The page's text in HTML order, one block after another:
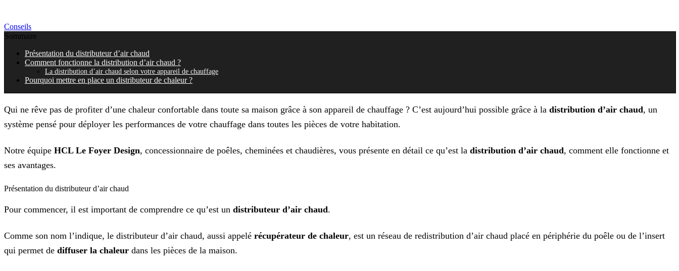
Conseils
Sommaire
Présentation du distributeur d’air chaud
Comment fonctionne la distribution d’air chaud ?
La distribution d’air chaud selon votre appareil de chauffage
Pourquoi mettre en place un distributeur de chaleur ?
Qui ne rêve pas de profiter d’une chaleur confortable dans toute sa maison grâce à son appareil de chauffage ? C’est aujourd’hui possible grâce à la distribution d’air chaud, un
système pensé pour déployer les performances de votre chauffage dans toutes les pièces de votre habitation.
Notre équipe HCL Le Foyer Design, concessionnaire de poêles, cheminées et chaudières, vous présente en détail ce qu’est la distribution d’air chaud, comment elle fonctionne et
ses avantages.
Présentation du distributeur d’air chaud
Pour commencer, il est important de comprendre ce qu’est un distributeur d’air chaud.
Comme son nom l’indique, le distributeur d’air chaud, aussi appelé récupérateur de chaleur, est un réseau de redistribution d’air chaud placé en périphérie du poêle ou de l’insert
qui permet de diffuser la chaleur dans les pièces de la maison.